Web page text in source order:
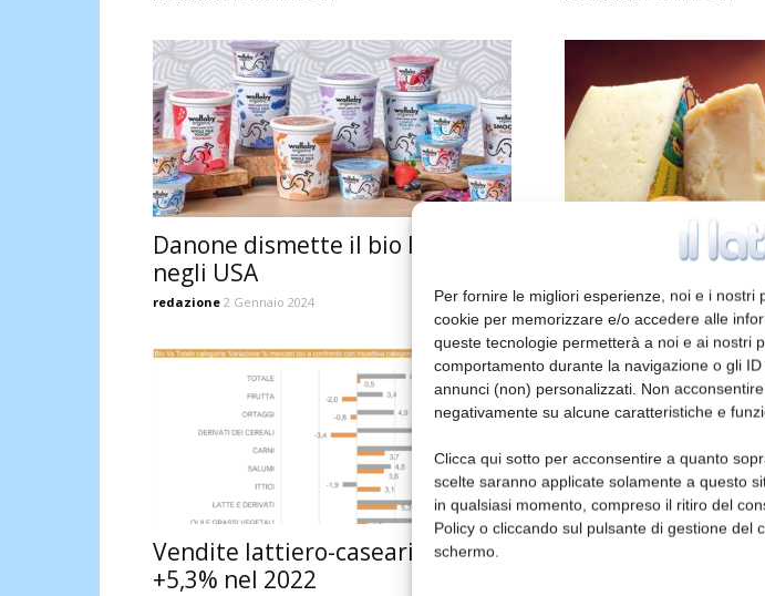
Per fornire le migliori esperienze, noi e i nostri
cookie per memorizzare e/o accedere alle
queste tecnologie permetterà a noi e ai nostri
comportamento durante la navigazione o gli
annunci (non) personalizzati. Non
negativamente su alcune caratteristiche e
Clicca qui sotto per acconsentire a quanto
scelte saranno applicate solamente a questo
in qualsiasi momento, compreso il ritiro del
Policy o cliccando sul pulsante di gestione del
schermo.
Danone dismette il bio lattiero
negli USA
redazione 2 Gennaio 2024
Formaggi italiani
redazione 7 Giugno 2023
Vendite lattiero-casearie bio:
+5,3% nel 2022